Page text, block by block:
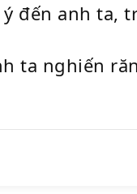
đến anh ta,
ta nghiến